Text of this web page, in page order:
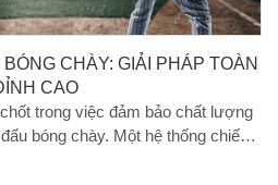
CHÀY: GIẢI PHÁP TOÀN
CAO
trong việc đảm bảo chất lượng
bóng chày. Một hệ thống chiếu